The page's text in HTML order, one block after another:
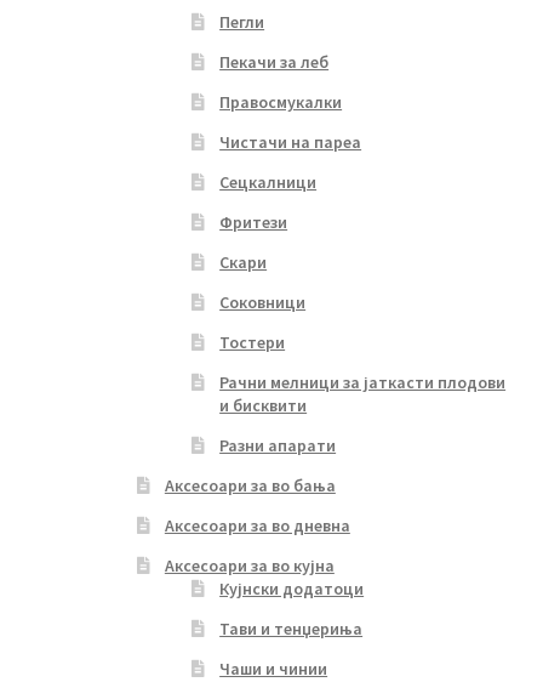
Пегли
Пекачи за леб
Правосмукалки
Чистачи на пареа
Сецкалници
Фритези
Скари
Соковници
Тостери
Рачни мелници за јаткасти плодови
и бисквити
Разни апарати
Аксесоари за во бања
Аксесоари за во дневна
Аксесоари за во кујна
Кујнски додатоци
Тави и тенџериња
Чаши и чинии